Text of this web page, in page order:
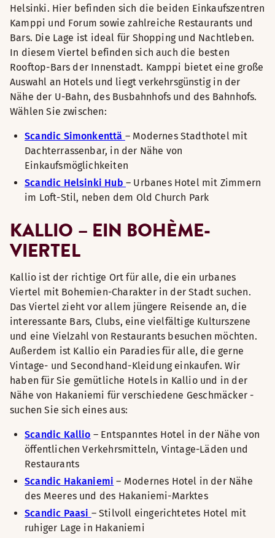
Helsinki. Hier befinden sich die beiden Einkaufszentren
Kamppi und Forum sowie zahlreiche Restaurants und
Bars. Die Lage ist ideal für Shopping und Nachtleben.
In diesem Viertel befinden sich auch die besten
Rooftop-Bars der Innenstadt. Kamppi bietet eine große
Auswahl an Hotels und liegt verkehrsgünstig in der
Nähe der U-Bahn, des Busbahnhofs und des Bahnhofs.
Wählen Sie zwischen:
Scandic Simonkenttä – Modernes Stadthotel mit
Dachterrassenbar, in der Nähe von
Einkaufsmöglichkeiten
Scandic Helsinki Hub – Urbanes Hotel mit Zimmern
im Loft-Stil, neben dem Old Church Park
KALLIO – EIN BOHÈME-
VIERTEL
Kallio ist der richtige Ort für alle, die ein urbanes
Viertel mit Bohemien-Charakter in der Stadt suchen.
Das Viertel zieht vor allem jüngere Reisende an, die
interessante Bars, Clubs, eine vielfältige Kulturszene
und eine Vielzahl von Restaurants besuchen möchten.
Außerdem ist Kallio ein Paradies für alle, die gerne
Vintage- und Secondhand-Kleidung einkaufen. Wir
haben für Sie gemütliche Hotels in Kallio und in der
Nähe von Hakaniemi für verschiedene Geschmäcker -
suchen Sie sich eines aus:
Scandic Kallio – Entspanntes Hotel in der Nähe von
öffentlichen Verkehrsmitteln, Vintage-Läden und
Restaurants
Scandic Hakaniemi – Modernes Hotel in der Nähe
des Meeres und des Hakaniemi-Marktes
Scandic Paasi – Stilvoll eingerichtetes Hotel mit
ruhiger Lage in Hakaniemi